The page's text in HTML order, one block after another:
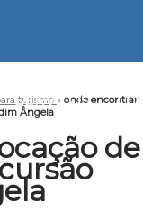
SERVIÇOS
turismo » onde encontrar
Ângela
de